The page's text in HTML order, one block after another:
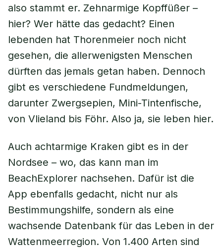
also stammt er. Zehnarmige Kopffüßer –
hier? Wer hätte das gedacht? Einen
lebenden hat Thorenmeier noch nicht
gesehen, die allerwenigsten Menschen
dürften das jemals getan haben. Dennoch
gibt es verschiedene Fundmeldungen,
darunter Zwergsepien, Mini-Tintenfische,
von Vlieland bis Föhr. Also ja, sie leben hier.
Auch achtarmige Kraken gibt es in der
Nordsee – wo, das kann man im
BeachExplorer nachsehen. Dafür ist die
App ebenfalls gedacht, nicht nur als
Bestimmungshilfe, sondern als eine
wachsende Datenbank für das Leben in der
Wattenmeerregion. Von 1.400 Arten sind